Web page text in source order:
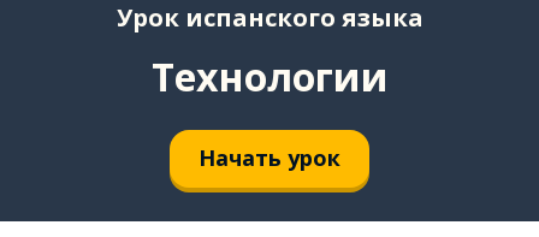
Урок испанского языка
Технологии
Начать урок